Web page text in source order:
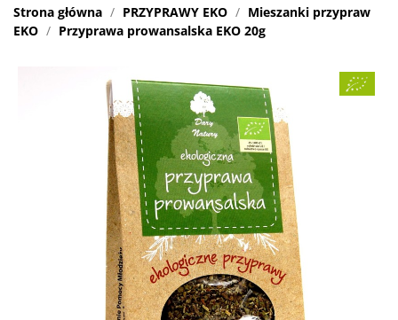
Strona główna PRZYPRAWY EKO
Mieszanki przypraw
EKO
Przyprawa prowansalska EKO 20g